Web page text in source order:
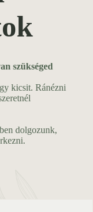
szükséged
kicsit. Ránézni
dolgozunk,